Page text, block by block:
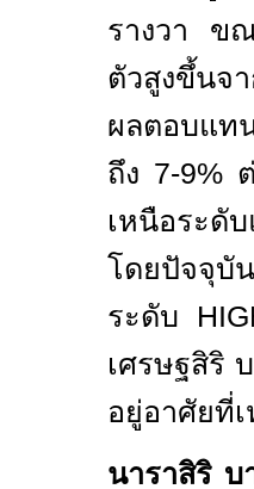
รางวา ข
ตัวสูงขึ้นจ
ผลตอบแท
ถึง 7-9%
เหนือระดั
โดยปัจจุบั
ระดับ
เศรษฐสิริ
อยู่อาศัยที่
นาราสิริ บ